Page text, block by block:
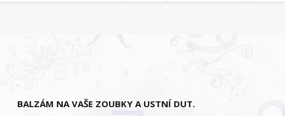
BALZÁM NA VAŠE ZOUBKY A USTNÍ DUT.